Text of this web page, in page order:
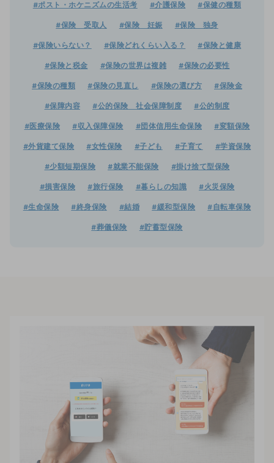
#ポスト・ホケニズムの生活考 #介護保険 #保健の種類
#保険 受取人 #保険 妊娠 #保険 独身
#保険いらない？ #保険どれくらい入る？ #保険と健康
#保険と税金 #保険の世界は複雑 #保険の必要性
#保険の種類 #保険の見直し #保険の選び方 #保険金
#保障内容 #公的保険 社会保障制度 #公的制度
#医療保険 #収入保障保険 #団体信用生命保険 #変額保険
#外貨建て保険 #女性保険 #子ども #子育て #学資保険
#少額短期保険 #就業不能保険 #掛け捨て型保険
#損害保険 #旅行保険 #暮らしの知識 #火災保険
#生命保険 #終身保険 #結婚 #緩和型保険 #自転車保険
#葬儀保険 #貯蓄型保険